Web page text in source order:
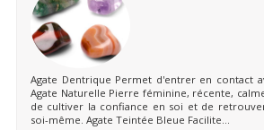
Agate Dentrique Permet d'entrer en contact
Agate Naturelle Pierre féminine, récente,
de cultiver la confiance en soi et de
soi-même. Agate Teintée Bleue Facilite...